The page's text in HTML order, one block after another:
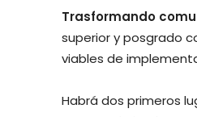
Trasformando
superior y posgrado
viables de
Habrá dos primeros